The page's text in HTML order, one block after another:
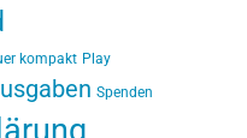
kompakt Play
Spenden